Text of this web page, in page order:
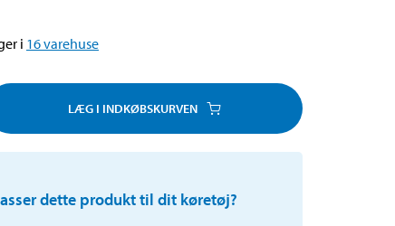
i 16varehuse
LÆG I INDKØBSKURVEN
dette produkt til dit køretøj?